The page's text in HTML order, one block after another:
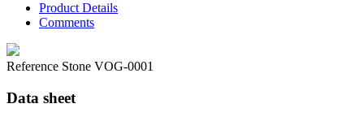
Product Details
Comments
Reference Stone VOG-0001
Data sheet